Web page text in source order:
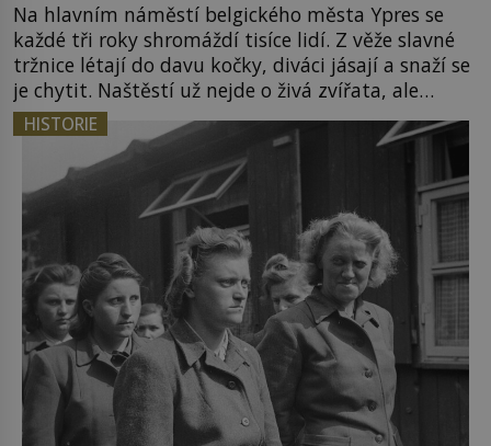
Na hlavním náměstí belgického města Ypres se
každé tři roky shromáždí tisíce lidí. Z věže slavné
tržnice létají do davu kočky, diváci jásají a snaží se
je chytit. Naštěstí už nejde o živá zvířata, ale
jenom o plyšové suvenýry. Kdysi to ale bylo jinak.
Tato veselá podívaná připomíná jeden z
nejpodivnějších a zároveň nejkrutějších zvyků […]
HISTORIE